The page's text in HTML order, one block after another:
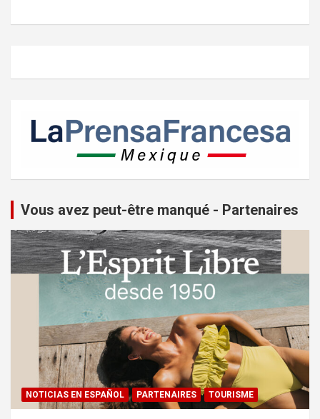
Vous avez peut-être manqué - Partenaires
NOTICIAS EN ESPAÑOL PARTENAIRES TOURISME